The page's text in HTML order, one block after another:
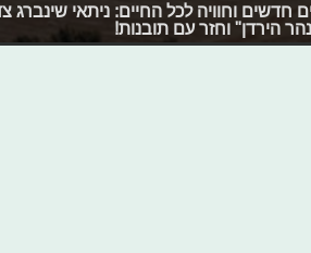
חדשים וחוויה לכל החיים: ניתאי
הירדן" וחזר עם תובנות!